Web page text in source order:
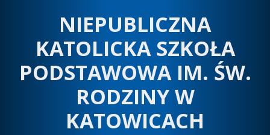
NIEPUBLICZNA
KATOLICKA SZKOŁA
PODSTAWOWA IM. ŚW.
RODZINY W
KATOWICACH